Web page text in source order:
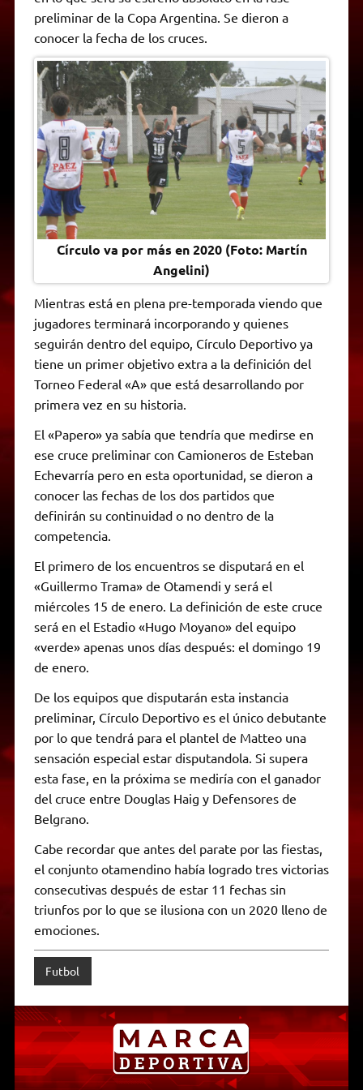
A
p
p
r
a
m
r
o
o
k
n
g
e
n
k
r
i
n
d
l
y
preliminar de la Copa Argentina. Se dieron a
conocer la fecha de los cruces.
Círculo va por más en 2020 (Foto: Martín
Angelini)
Mientras está en plena pre-temporada viendo que
jugadores terminará incorporando y quienes
seguirán dentro del equipo, Círculo Deportivo ya
tiene un primer objetivo extra a la definición del
Torneo Federal «A» que está desarrollando por
primera vez en su historia.
El «Papero» ya sabía que tendría que medirse en
ese cruce preliminar con Camioneros de Esteban
Echevarría pero en esta oportunidad, se dieron a
conocer las fechas de los dos partidos que
definirán su continuidad o no dentro de la
competencia.
El primero de los encuentros se disputará en el
«Guillermo Trama» de Otamendi y será el
miércoles 15 de enero. La definición de este cruce
será en el Estadio «Hugo Moyano» del equipo
«verde» apenas unos días después: el domingo 19
de enero.
De los equipos que disputarán esta instancia
preliminar, Círculo Deportivo es el único debutante
por lo que tendrá para el plantel de Matteo una
sensación especial estar disputandola. Si supera
esta fase, en la próxima se mediría con el ganador
del cruce entre Douglas Haig y Defensores de
Belgrano.
Cabe recordar que antes del parate por las fiestas,
el conjunto otamendino había logrado tres victorias
consecutivas después de estar 11 fechas sin
triunfos por lo que se ilusiona con un 2020 lleno de
emociones.
Futbol